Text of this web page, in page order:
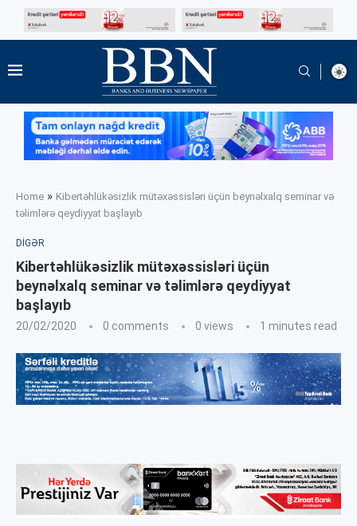
Home » Kibertəhlükəsizlik mütəxəssisləri üçün beynəlxalq seminar və
təlimlərə qeydiyyat başlayıb
DIGƏR
Kibertəhlükəsizlik mütəxəssisləri üçün
beynəlxalq seminar və təlimlərə qeydiyyat
başlayıb
20/02/2020 0 comments 0 views 1 minutes read